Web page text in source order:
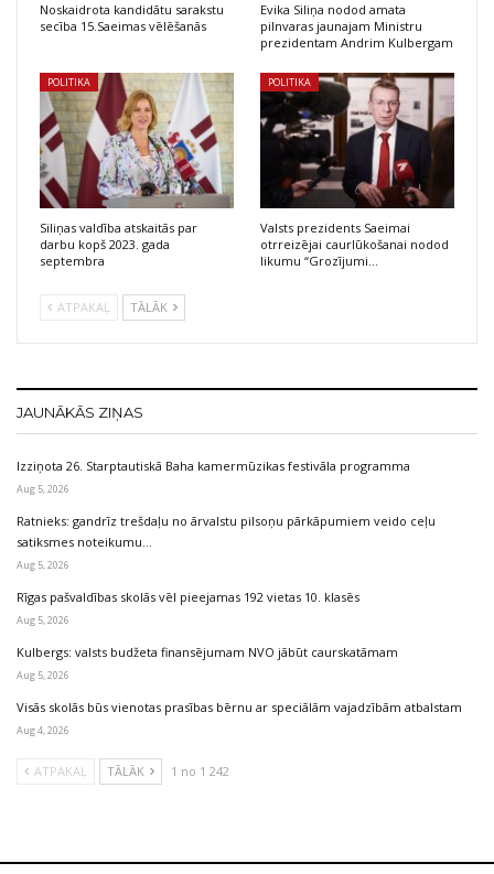
Noskaidrota kandidātu sarakstu
secība 15.Saeimas vēlēšanās
Evika Siliņa nodod amata
pilnvaras jaunajam Ministru
prezidentam Andrim Kulbergam
POLITIKA
Siliņas valdība atskaitās par
darbu kopš 2023. gada
septembra
POLITIKA
Valsts prezidents Saeimai
otrreizējai caurlūkošanai nodod
likumu “Grozījumi…
ATPAKAĻ TĀLĀK
JAUNĀKĀS ZIŅAS
Izziņota 26. Starptautiskā Baha kamermūzikas festivāla programma
Aug 5, 2026
Ratnieks: gandrīz trešdaļu no ārvalstu pilsoņu pārkāpumiem veido ceļu
satiksmes noteikumu…
Aug 5, 2026
Rīgas pašvaldības skolās vēl pieejamas 192 vietas 10. klasēs
Aug 5, 2026
Kulbergs: valsts budžeta finansējumam NVO jābūt caurskatāmam
Aug 5, 2026
Visās skolās būs vienotas prasības bērnu ar speciālām vajadzībām atbalstam
Aug 4, 2026
ATPAKAĻ TĀLĀK 1 no 1 242